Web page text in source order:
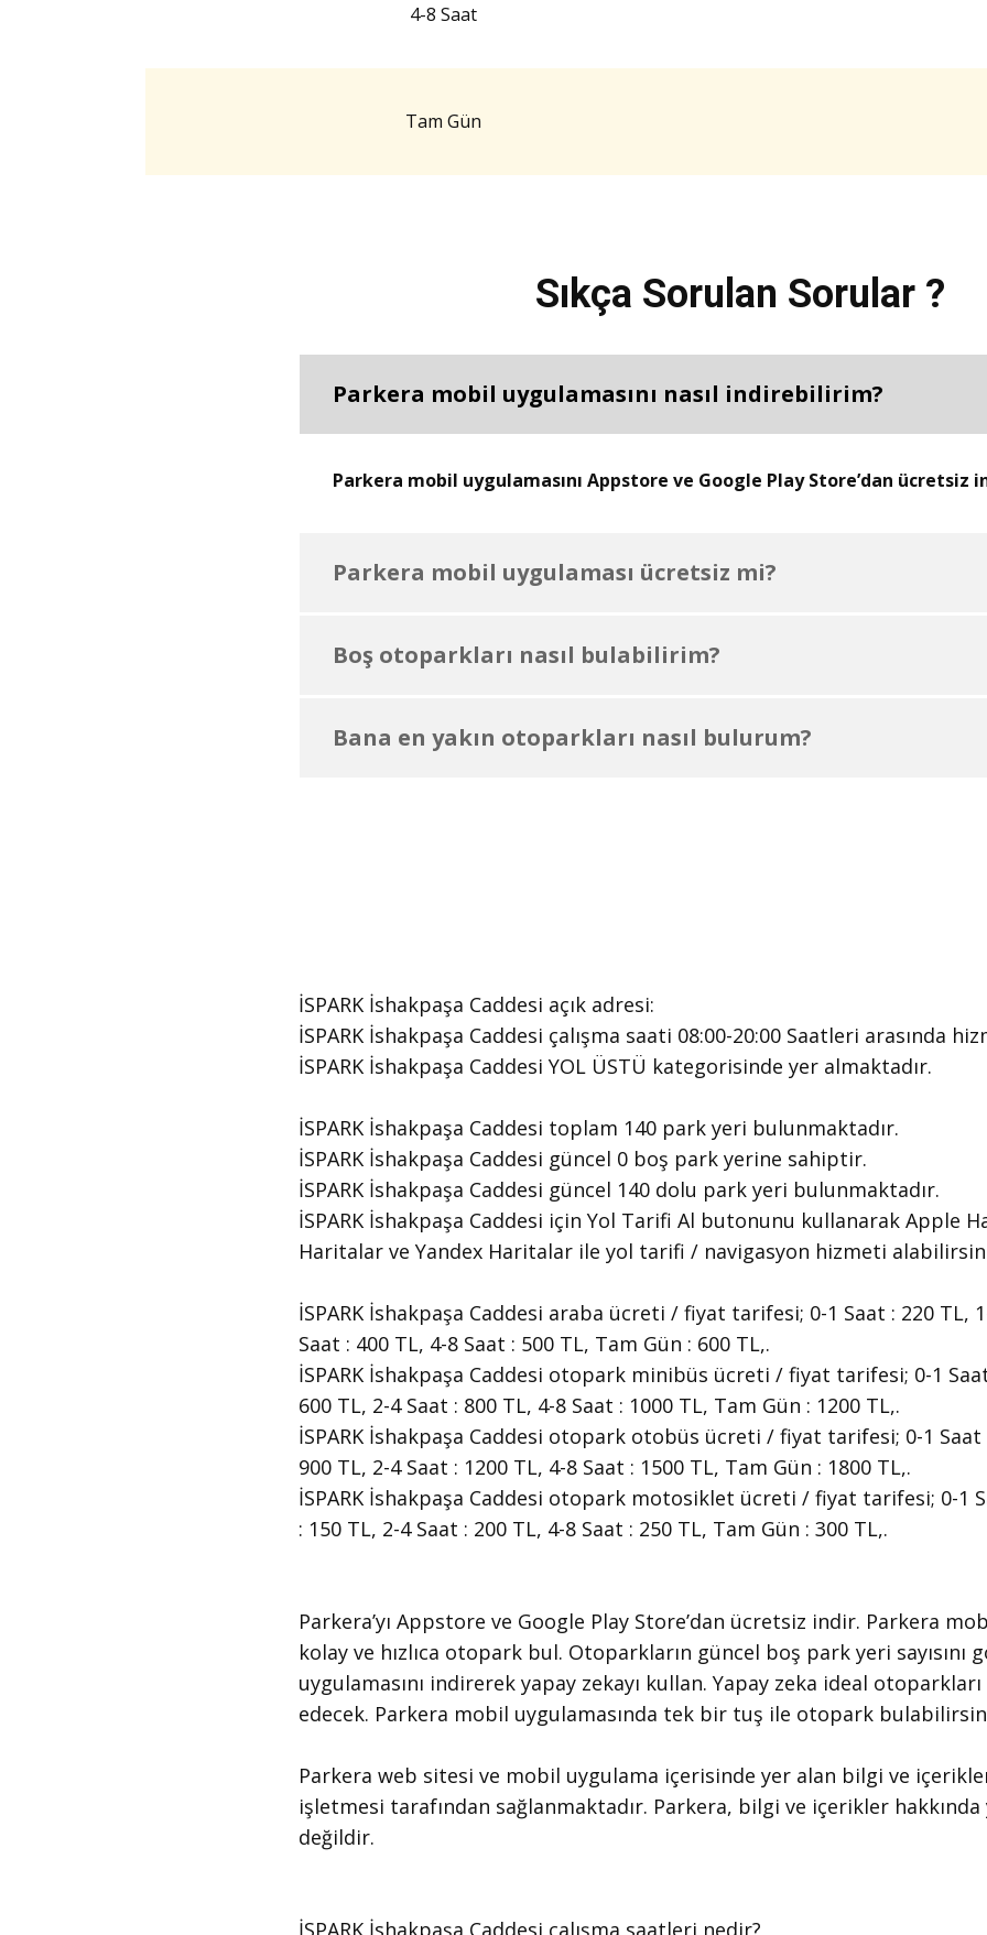
4-8 Saat
Tam Gün
Sıkça Sorulan Sorular ?
Parkera mobil uygulamasını nasıl indirebilirim?
Parkera mobil uygulamasını Appstore ve Google Play Store’dan ücretsiz
Parkera mobil uygulaması ücretsiz mi?
Boş otoparkları nasıl bulabilirim?
Bana en yakın otoparkları nasıl bulurum?
İSPARK İshakpaşa Caddesi ​açık adresi:
İSPARK İshakpaşa Caddesi ​çalışma saati 08:00-20:00 Saatleri arasında
​İSPARK İshakpaşa Caddesi YOL ÜSTÜ kategorisinde yer almaktadır.
İSPARK İshakpaşa Caddesi toplam 140 park yeri bulunmaktadır.
İSPARK İshakpaşa Caddesi güncel 0 boş park yerine sahiptir.
İSPARK İshakpaşa Caddesi güncel 140 dolu park yeri bulunmaktadır.
İSPARK İshakpaşa Caddesi için Yol Tarifi Al butonunu kullanarak Apple
Haritalar ve Yandex Haritalar ile yol tarifi / navigasyon hizmeti
İSPARK İshakpaşa Caddesi araba ücreti / fiyat tarifesi; 0-1 Saat : 220 TL,
Saat : 400 TL, 4-8 Saat : 500 TL, Tam Gün : 600 TL,.
İSPARK İshakpaşa Caddesi otopark minibüs ücreti / fiyat tarifesi; 0-1
600 TL, 2-4 Saat : 800 TL, 4-8 Saat : 1000 TL, Tam Gün : 1200 TL,.
İSPARK İshakpaşa Caddesi otopark otobüs ücreti / fiyat tarifesi; 0-1 Saat
900 TL, 2-4 Saat : 1200 TL, 4-8 Saat : 1500 TL, Tam Gün : 1800 TL,.
İSPARK İshakpaşa Caddesi otopark motosiklet ücreti / fiyat tarifesi; 0-1
: 150 TL, 2-4 Saat : 200 TL, 4-8 Saat : 250 TL, Tam Gün : 300 TL,.
​Parkera’yı Appstore ve Google Play Store’dan ücretsiz indir. Parkera
kolay ve hızlıca otopark bul. Otoparkların güncel boş park yeri sayısını
uygulamasını indirerek yapay zekayı kullan. Yapay zeka ideal
edecek. Parkera mobil uygulamasında tek bir tuş ile otopark
​Parkera web sitesi ve mobil uygulama içerisinde yer alan bilgi ve
işletmesi tarafından sağlanmaktadır. Parkera, bilgi ve içerikler
değildir.
​İSPARK İshakpaşa Caddesi çalışma saatleri nedir?